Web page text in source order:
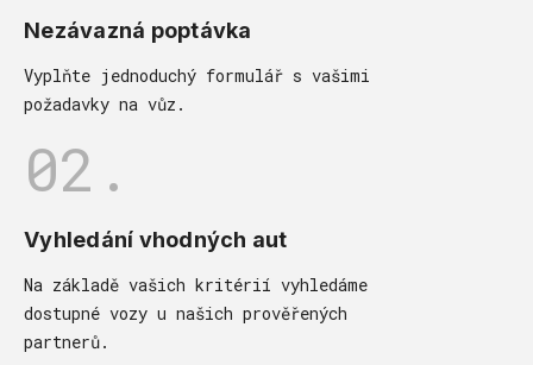
Nezávazná poptávka
Vyplňte jednoduchý formulář s vašimi
požadavky na vůz.
02.
Vyhledání vhodných aut
Na základě vašich kritérií vyhledáme
dostupné vozy u našich prověřených
partnerů.